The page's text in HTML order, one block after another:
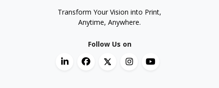
Transform Your Vision into Print,
Anytime, Anywhere.
Follow Us on